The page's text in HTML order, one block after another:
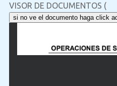
VISOR DE DOCUMENTOS (
si no ve el documento haga click